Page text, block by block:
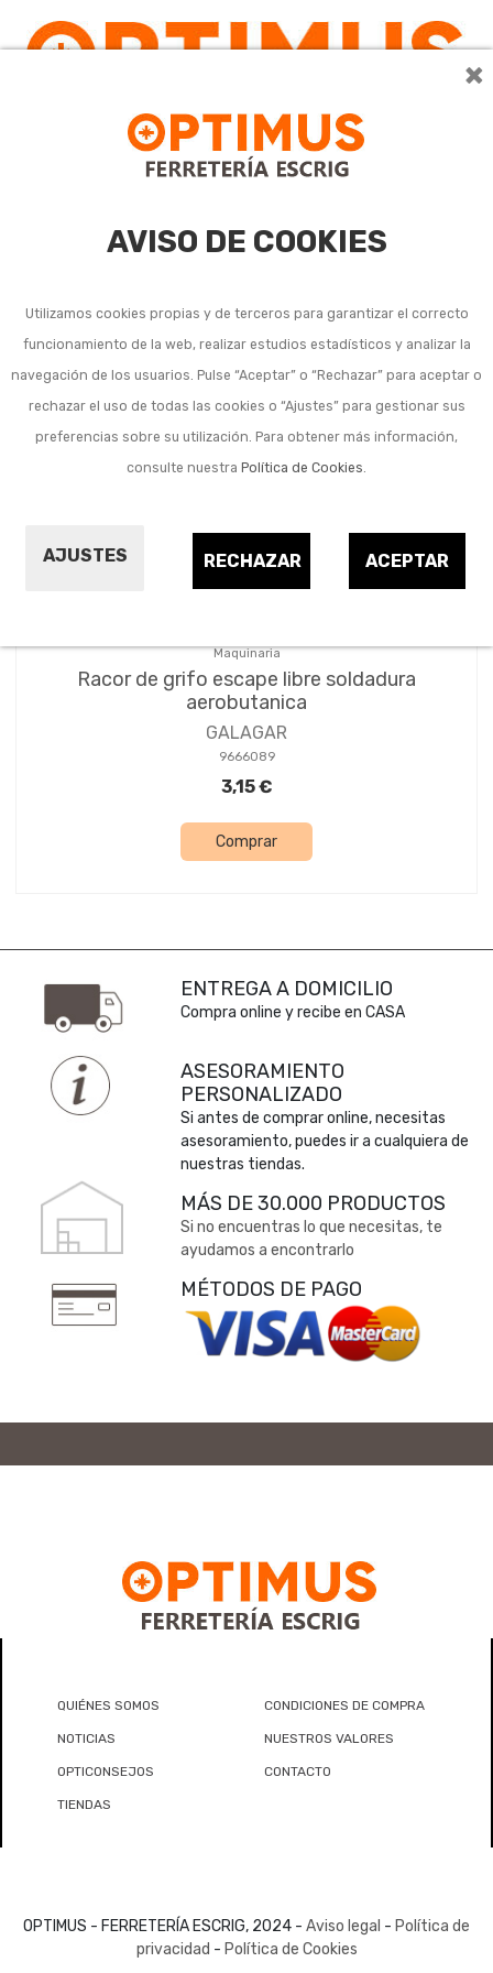
×
AVISO DE COOKIES
Utilizamos cookies propias y de terceros para garantizar el correcto
funcionamiento de la web, realizar estudios estadísticos y analizar la
navegación de los usuarios. Pulse “Aceptar” o “Rechazar” para aceptar o
rechazar el uso de todas las cookies o “Ajustes” para gestionar sus
preferencias sobre su utilización. Para obtener más información,
consulte nuestra Política de Cookies.
AJUSTES ACEPTAR
RECHAZAR
Soldadura aerobutánica
Ordenar por:
Maquinaria
Racor de grifo escape libre soldadura
aerobutanica
GALAGAR
9666089
3,15 €
Comprar
ENTREGA A DOMICILIO
Compra online y recibe en CASA
ASESORAMIENTO
PERSONALIZADO
Si antes de comprar online, necesitas
asesoramiento, puedes ir a cualquiera de
nuestras tiendas.
MÁS DE 30.000 PRODUCTOS
Si no encuentras lo que necesitas, te
ayudamos a encontrarlo
MÉTODOS DE PAGO
QUIÉNES SOMOS CONDICIONES DE COMPRA
NOTICIAS NUESTROS VALORES
OPTICONSEJOS CONTACTO
TIENDAS
OPTIMUS - FERRETERÍA ESCRIG, 2024 - Aviso legal - Política de
privacidad - Política de Cookies